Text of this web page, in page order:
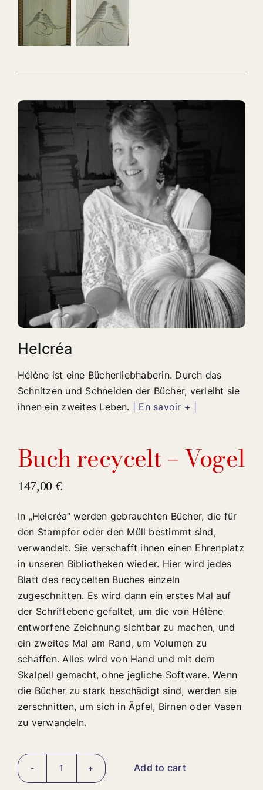
Helcréa
Hélène ist eine Bücherliebhaberin. Durch das
Schnitzen und Schneiden der Bücher, verleiht sie
ihnen ein zweites Leben.
| En savoir + |
Buch recycelt – Vogel
147,00 €
In „Helcréa“ werden gebrauchten Bücher, die für
den Stampfer oder den Müll bestimmt sind,
verwandelt. Sie verschafft ihnen einen Ehrenplatz
in unseren Bibliotheken wieder. Hier wird jedes
Blatt des recycelten Buches einzeln
zugeschnitten. Es wird dann ein erstes Mal auf
der Schriftebene gefaltet, um die von Hélène
entworfene Zeichnung sichtbar zu machen, und
ein zweites Mal am Rand, um Volumen zu
schaffen. Alles wird von Hand und mit dem
Skalpell gemacht, ohne jegliche Software. Wenn
die Bücher zu stark beschädigt sind, werden sie
zerschnitten, um sich in Äpfel, Birnen oder Vasen
zu verwandeln.
Buch
Add to cart